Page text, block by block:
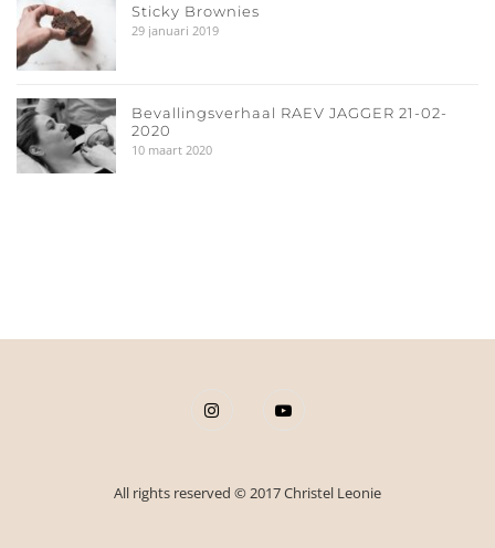
Sticky Brownies
29 januari 2019
Bevallingsverhaal RAEV JAGGER 21-02-
2020
10 maart 2020
All rights reserved © 2017 Christel Leonie